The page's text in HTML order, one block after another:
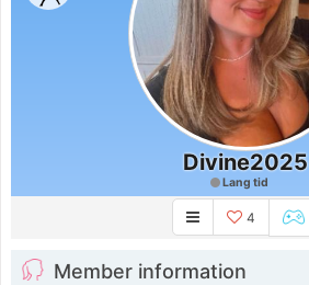
Divine2025
Lang tid
4
Member information